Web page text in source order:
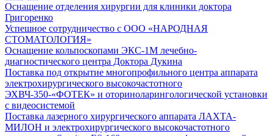
Оснащение отделения хирургии для клиники доктора
Григоренко
Успешное сотрудничество с ООО «НАРОДНАЯ
СТОМАТОЛОГИЯ»
Оснащение кольпоскопами ЭКС-1М лечебно-
диагностического центра Доктора Дукина
Поставка под открытие многопрофильного центра аппарата
электрохирургического высокочастотного
ЭХВЧ-350-«ФОТЕК» и оториноларингологической установки
с видеосистемой
Поставка лазерного хирургического аппарата ЛАХТА-
МИЛОН и электрохирургического высокочастотного